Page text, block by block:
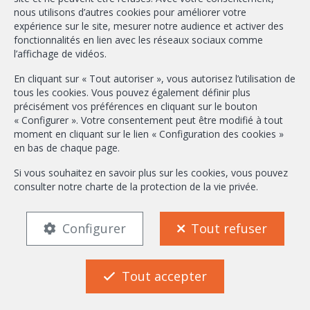
nous utilisons d’autres cookies pour améliorer votre
expérience sur le site, mesurer notre audience et activer des
fonctionnalités en lien avec les réseaux sociaux comme
l’affichage de vidéos.
En cliquant sur « Tout autoriser », vous autorisez l’utilisation de
tous les cookies. Vous pouvez également définir plus
précisément vos préférences en cliquant sur le bouton
« Configurer ». Votre consentement peut être modifié à tout
moment en cliquant sur le lien « Configuration des cookies »
en bas de chaque page.
Si vous souhaitez en savoir plus sur les cookies, vous pouvez
consulter notre charte de la protection de la vie privée.
Configurer Tout refuser
Tout accepter
info@ambbroker.be
Agent immobilier intermédiaire agréé IPI sous le numéro 503.610 en
Instance de contrôle: Institut professionnel des agents immobiliers, rue
du Luxembourg 16B, 1000 Bruxelles (+32 2 505 38 50 - info@ipi.be) -
Soumis aucode déontologique de l’ IPI
RC professionnelle et cautionnement via AXA Belgium SA, Place du Trône
1, 1000 Bruxelles – police n° 730.390.160. Couverture valable pour les
Conditions générales d'utilisation du site
Configuration des cookies